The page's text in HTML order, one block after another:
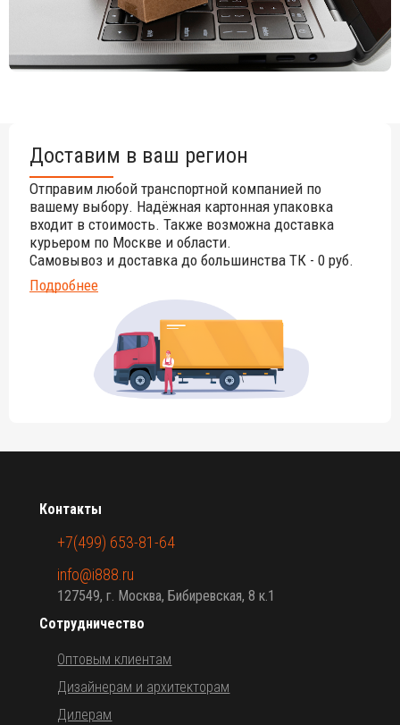
Доставим в ваш регион
Отправим любой транспортной компанией по
вашему выбору. Надёжная картонная упаковка
входит в стоимость. Также возможна доставка
курьером по Москве и области.
Самовывоз и доставка до большинства ТК - 0 руб.
Подробнее
Сотрудничество
Оптовым клиентам
Дизайнерам и архитекторам
Дилерам
Контакты
+7(499) 653-81-64
info@i888.ru
127549, г. Москва, Бибиревская, 8 к.1